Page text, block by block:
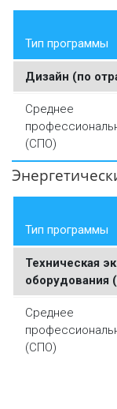
Тип программы
Дизайн (по
Среднее
(СПО)
Тип программы
Техническая
оборудования
Среднее
(СПО)